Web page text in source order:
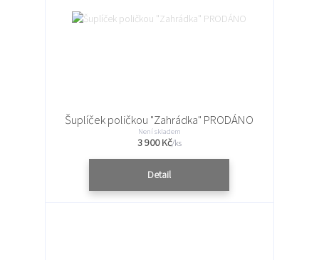
Šuplíček poličkou "Zahrádka" PRODÁNO
3 900 Kč/ks
Není skladem
Detail